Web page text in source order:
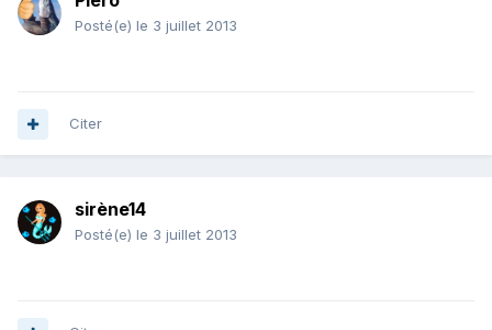
Posté(e) le 3 juillet 2013
Citer
sirène14
Posté(e) le 3 juillet 2013